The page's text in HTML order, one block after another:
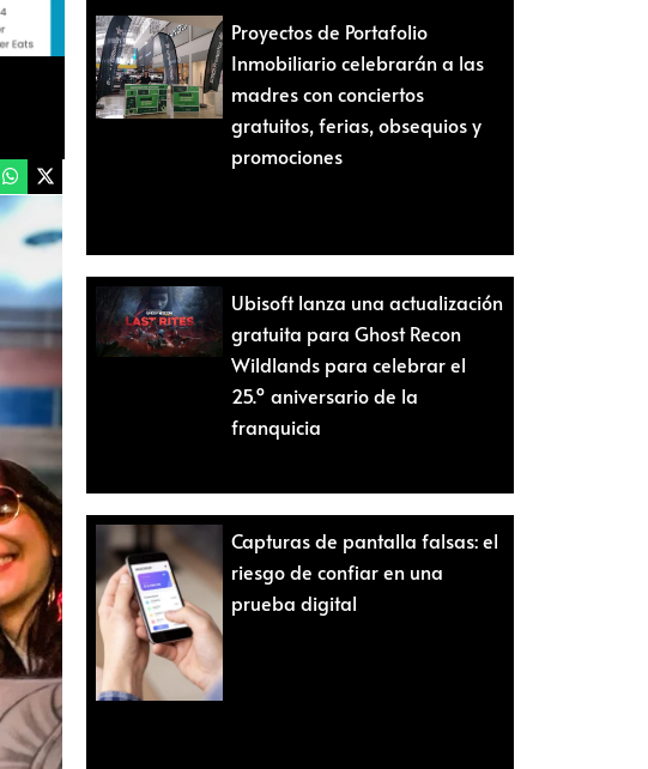
Proyectos de Portafolio
Inmobiliario celebrarán a las
madres con conciertos
gratuitos, ferias, obsequios y
promociones
Ubisoft lanza una actualización
gratuita para Ghost Recon
Wildlands para celebrar el
25.º aniversario de la
franquicia
Capturas de pantalla falsas: el
riesgo de confiar en una
prueba digital